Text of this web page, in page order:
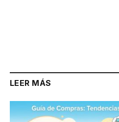
LEER MÁS